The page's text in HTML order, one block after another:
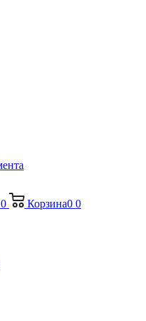
0 Корзина0 0